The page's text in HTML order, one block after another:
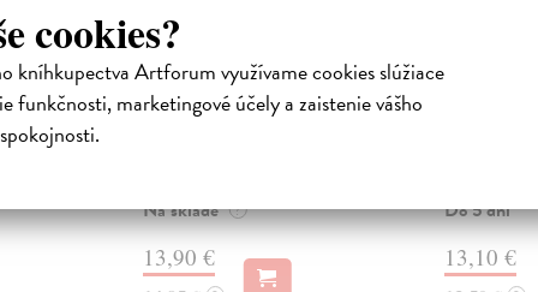
cookies?
kníhkupectva Artforum využívame cookies slúžiace
funkčnosti, marketingové účely a zaistenie vášho
a
O láske a iných
démonoch
Márquez Gabriel García| Kniha
Siervu Maríu v deň jej dvanástych
Na sklade ?
13,90 €
Bukowski
Do 5 dní
13,10 €